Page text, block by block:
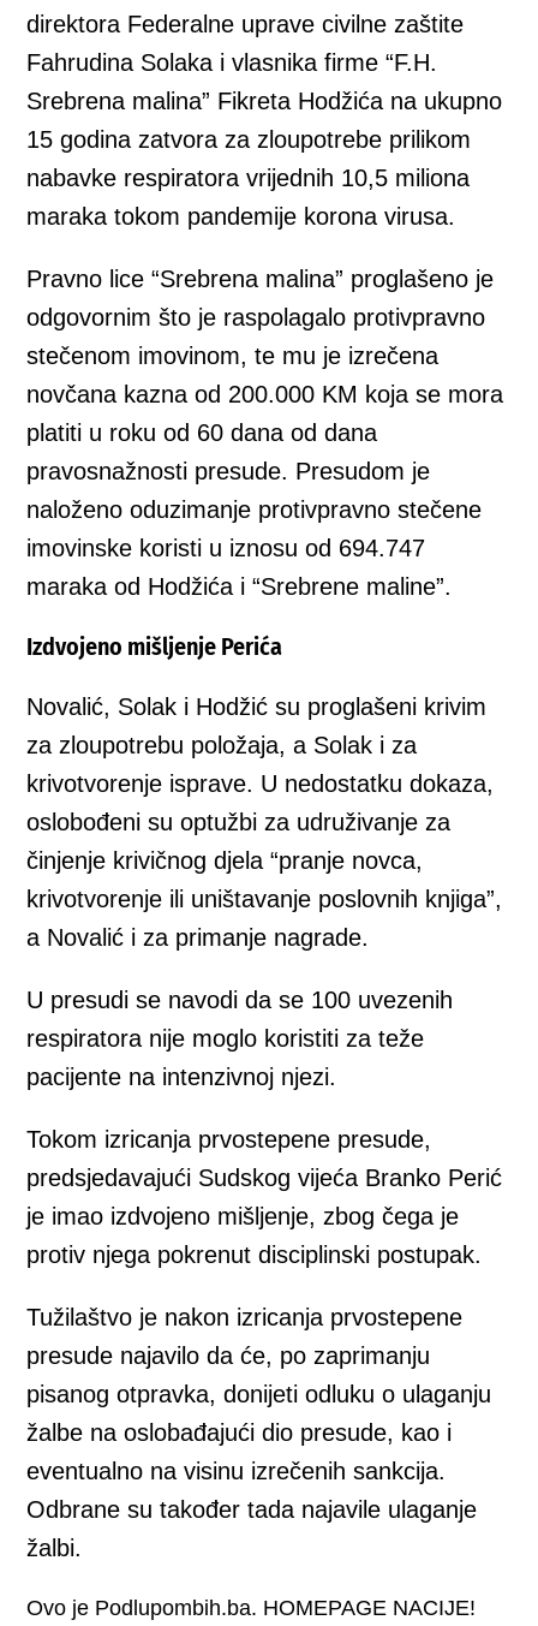
direktora Federalne uprave civilne zaštite
Fahrudina Solaka i vlasnika firme “F.H.
Srebrena malina” Fikreta Hodžića na ukupno
15 godina zatvora za zloupotrebe prilikom
nabavke respiratora vrijednih 10,5 miliona
maraka tokom pandemije korona virusa.
Pravno lice “Srebrena malina” proglašeno je
odgovornim što je raspolagalo protivpravno
stečenom imovinom, te mu je izrečena
novčana kazna od 200.000 KM koja se mora
platiti u roku od 60 dana od dana
pravosnažnosti presude. Presudom je
naloženo oduzimanje protivpravno stečene
imovinske koristi u iznosu od 694.747
maraka od Hodžića i “Srebrene maline”.
Izdvojeno mišljenje Perića
Novalić, Solak i Hodžić su proglašeni krivim
za zloupotrebu položaja, a Solak i za
krivotvorenje isprave. U nedostatku dokaza,
oslobođeni su optužbi za udruživanje za
činjenje krivičnog djela “pranje novca,
krivotvorenje ili uništavanje poslovnih knjiga”,
a Novalić i za primanje nagrade.
U presudi se navodi da se 100 uvezenih
respiratora nije moglo koristiti za teže
pacijente na intenzivnoj njezi.
Tokom izricanja prvostepene presude,
predsjedavajući Sudskog vijeća Branko Perić
je imao izdvojeno mišljenje, zbog čega je
protiv njega pokrenut disciplinski postupak.
Tužilaštvo je nakon izricanja prvostepene
presude najavilo da će, po zaprimanju
pisanog otpravka, donijeti odluku o ulaganju
žalbe na oslobađajući dio presude, kao i
eventualno na visinu izrečenih sankcija.
Odbrane su također tada najavile ulaganje
žalbi.
Ovo je Podlupombih.ba. HOMEPAGE NACIJE!